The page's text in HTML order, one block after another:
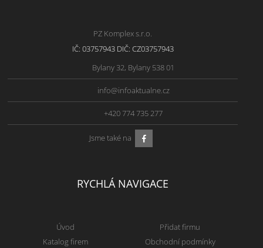
PZ Komplex s.r.o.
IČ: 03757943 DIČ: CZ03757943
Bylany 32, Bylany 538 01
info@infoaktualne.cz
+420 774 735 277
Jsme také na
RYCHLÁ NAVIGACE
Úvod
Katalog firem
Přidat firmu
Obchodní podmínky